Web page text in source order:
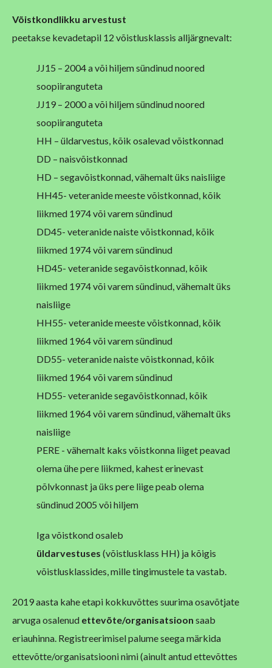
Võistkondlikku arvestust
peetakse kevadetapil 12 võistlusklassis alljärgnevalt:
JJ15 – 2004 a või hiljem sündinud noored
soopiiranguteta
JJ19 – 2000 a või hiljem sündinud noored
soopiiranguteta
HH – üldarvestus, kõik osalevad võistkonnad
DD – naisvõistkonnad
HD – segavõistkonnad, vähemalt üks naisliige
HH45- veteranide meeste võistkonnad, kõik
liikmed 1974 või varem sündinud
DD45- veteranide naiste võistkonnad, kõik
liikmed 1974 või varem sündinud
HD45- veteranide segavõistkonnad, kõik
liikmed 1974 või varem sündinud, vähemalt üks
naisliige
HH55- veteranide meeste võistkonnad, kõik
liikmed 1964 või varem sündinud
DD55- veteranide naiste võistkonnad, kõik
liikmed 1964 või varem sündinud
HD55- veteranide segavõistkonnad, kõik
liikmed 1964 või varem sündinud, vähemalt üks
naisliige
PERE - vähemalt kaks võistkonna liiget peavad
olema ühe pere liikmed, kahest erinevast
põlvkonnast ja üks pere liige peab olema
sündinud 2005 või hiljem
Iga võistkond osaleb
üldarvestuses (võistlusklass HH) ja kõigis
võistlusklassides, mille tingimustele ta vastab.
2019 aasta kahe etapi kokkuvõttes suurima osavõtjate
arvuga osalenud ettevõte/organisatsioon saab
eriauhinna. Registreerimisel palume seega märkida
ettevõtte/organisatsiooni nimi (ainult antud ettevõttes